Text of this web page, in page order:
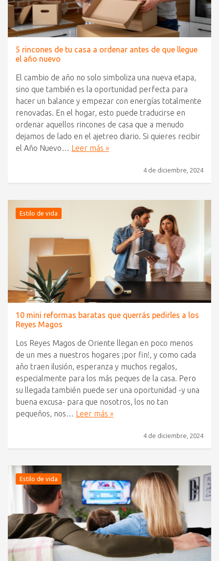
5 rincones de tu casa a ordenar antes de que llegue
el año nuevo
El cambio de año no solo simboliza una nueva etapa,
sino que también es la oportunidad perfecta para
hacer un balance y empezar con energías totalmente
renovadas. En el hogar, esto puede traducirse en
ordenar aquellos rincones de casa que a menudo
dejamos de lado en el ajetreo diario. Si quieres recibir
el Año Nuevo… Leer más »
4 de diciembre, 2024
Estilo de vida
10 mini reformas baratas que querrás pedirles a los
Reyes Magos
Los Reyes Magos de Oriente llegan en poco menos
de un mes a nuestros hogares ¡por fin!, y como cada
año traen ilusión, esperanza y muchos regalos,
especialmente para los más peques de la casa. Pero
su llegada también puede ser una oportunidad -y una
buena excusa- para que nosotros, los no tan
pequeños, nos… Leer más »
4 de diciembre, 2024
Estilo de vida